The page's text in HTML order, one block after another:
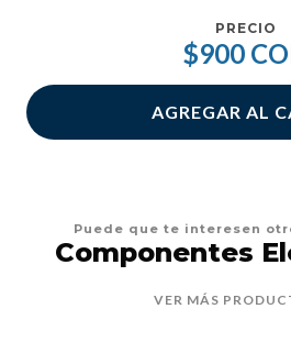
PRECIO
$900
AGREGAR AL
Puede que te interesen
Componentes
VER MÁS